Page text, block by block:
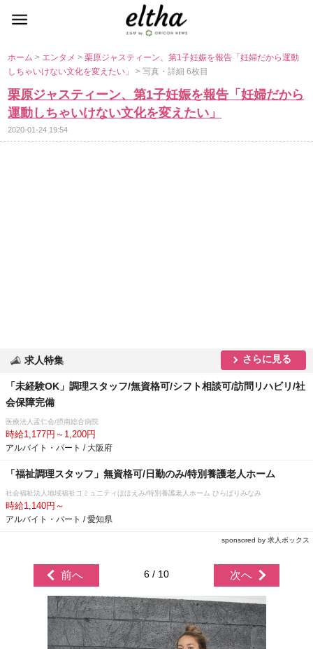
ホーム> エンタメ>栗原ジャスティーン、第1子妊娠を報告「妊婦だから運動
しちゃいけない文化を変えたい」> 写真・詳細 6枚目
栗原ジャスティーン、第1子妊娠を報告「妊婦だから
運動しちゃいけない文化を変えたい」
2020-01-24 19:54
求人特集 さらに見る
「未経験OK」調理スタッフ/無資格可/シフト相談可/訪問リハビリ/社
会保障完備
医療法人孟仁会/摂南総合病院
時給1,177円～1,200円
アルバイト・パート / 大阪府
「福祉調理スタッフ」無資格可/日勤のみ/特別養護老人ホーム
社会福祉法人地域福祉コミュニティほほえみ/特別養護老人ホーム ひらばりみなみ
時給1,140円～
アルバイト・パート / 愛知県
sponsored by 求人ボックス
前へ 6 / 10 次へ